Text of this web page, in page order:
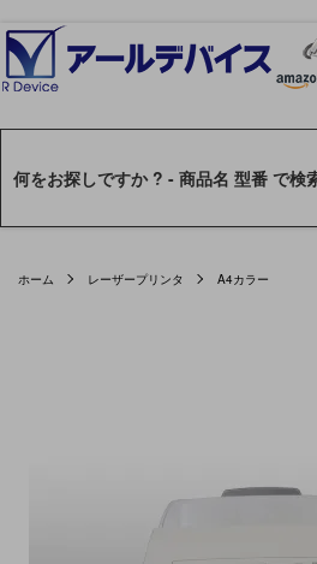
ホーム レーザープリンタ A4カラー